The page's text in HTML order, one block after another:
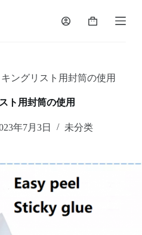
シ
ン
ト
ングリスト用封筒の使用
ト用封筒の使用
年7月3日 未分类